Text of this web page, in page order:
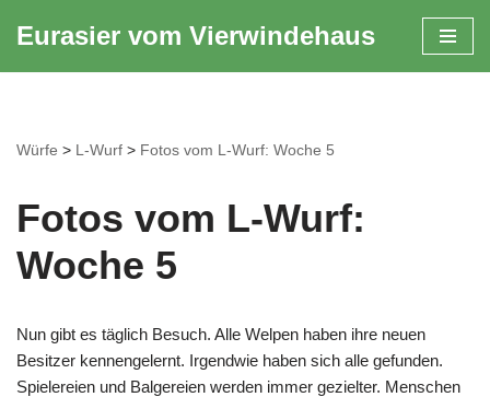
Eurasier vom Vierwindehaus
Würfe > L-Wurf > Fotos vom L-Wurf: Woche 5
Fotos vom L-Wurf:
Woche 5
Nun gibt es täglich Besuch. Alle Welpen haben ihre neuen
Besitzer kennengelernt. Irgendwie haben sich alle gefunden.
Spielereien und Balgereien werden immer gezielter. Menschen